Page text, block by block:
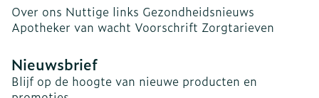
Over ons Nuttige links Gezondheidsnieuws
Apotheker van wacht Voorschrift Zorgtarieven
Nieuwsbrief
Blijf op de hoogte van nieuwe producten en